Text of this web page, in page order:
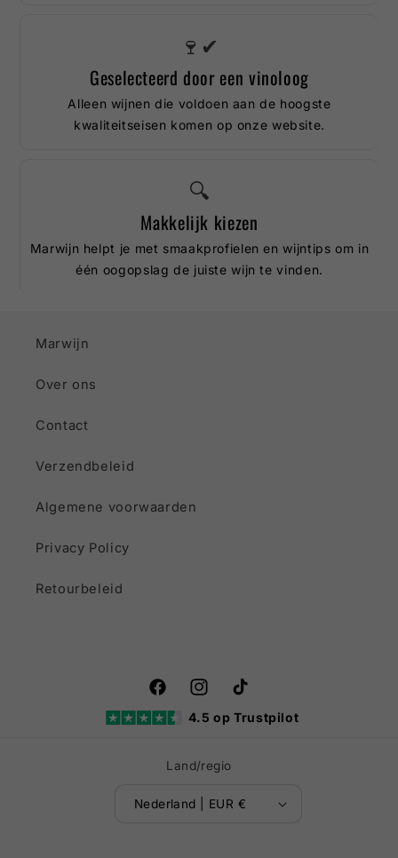
🍷✔
Geselecteerd door een vinoloog
Alleen wijnen die voldoen aan de hoogste
kwaliteitseisen komen op onze website.
🔍
Makkelijk kiezen
Marwijn helpt je met smaakprofielen en wijntips om in
één oogopslag de juiste wijn te vinden.
Marwijn
Over ons
Contact
Verzendbeleid
Algemene voorwaarden
Privacy Policy
Retourbeleid
FacebookInstagramTikTok
4.5 op Trustpilot
Land/regio
Nederland | EUR €